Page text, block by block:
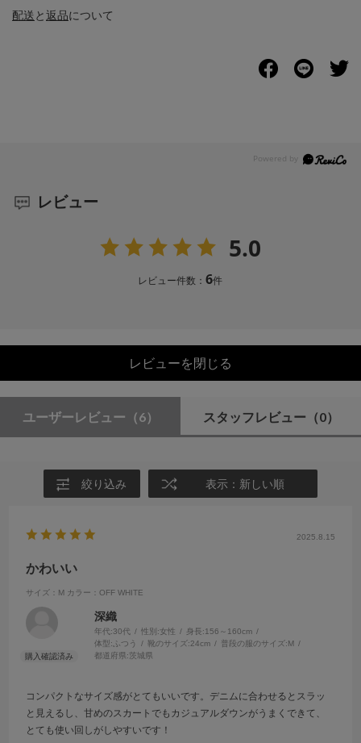
配送と返品について
レビュー
5.0
レビュー件数：6件
レビューを閉じる
ユーザーレビュー （6） スタッフレビュー （0）
絞り込み 表示：新しい順
2025.8.15
かわいい
サイズ：M カラー：OFF WHITE
深織
年代:30代 性別:女性 身長:156～160cm
体型: ふつう 靴のサイズ:24cm 普段の服のサイズ:M
都道府県:茨城県
コンパクトなサイズ感がとてもいいです。デニムに合わせるとスラッ
と見えるし、甘めのスカートでもカジュアルダウンがうまくできて、
とても使い回しがしやすいです！